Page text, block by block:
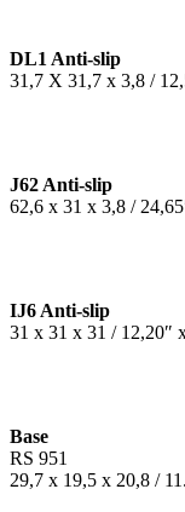
DL1 Anti-slip
31,7 X 31,7 x 3,8 /
J62 Anti-slip
62,6 x 31 x 3,8 /
IJ6 Anti-slip
31 x 31 x 31 / 12,20″
Base
RS 951
29,7 x 19,5 x 20,8 /